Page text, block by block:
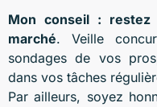
Mon conseil : restez
marché. Veille
sondages de vos
dans vos tâches
Par ailleurs, soyez